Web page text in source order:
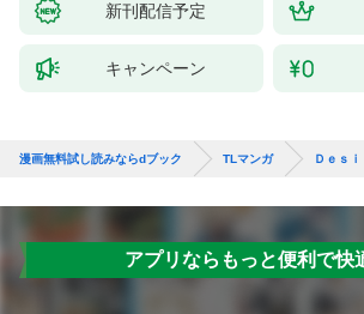
新刊配信予定
キャンペーン
漫画無料試し読みならdブック TLマンガ Ｄｅｓｉ
アプリならもっと便利で快